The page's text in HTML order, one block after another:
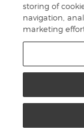
storing of
navigation,
marketing